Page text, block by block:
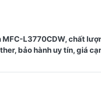
L3770CDW, chất
bảo hành uy tín, giá